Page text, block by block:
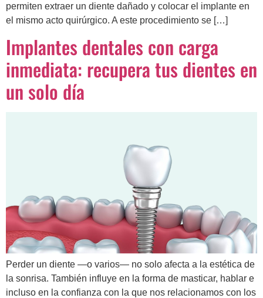
permiten extraer un diente dañado y colocar el implante en
el mismo acto quirúrgico. A este procedimiento se […]
Implantes dentales con carga
inmediata: recupera tus dientes en
un solo día
Perder un diente —o varios— no solo afecta a la estética de
la sonrisa. También influye en la forma de masticar, hablar e
incluso en la confianza con la que nos relacionamos con los